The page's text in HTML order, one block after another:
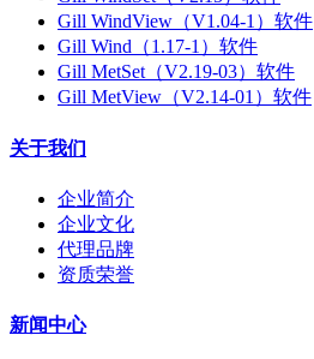
Gill WindView（V1.04-1）软件
Gill Wind（1.17-1）软件
Gill MetSet（V2.19-03）软件
Gill MetView（V2.14-01）软件
关于我们
企业简介
企业文化
代理品牌
资质荣誉
新闻中心